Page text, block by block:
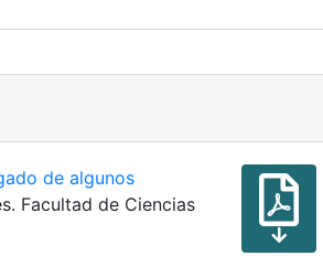
de algunos
Facultad de Ciencias